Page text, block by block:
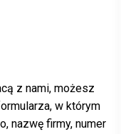
z nami, możesz
w którym
nazwę firmy, numer